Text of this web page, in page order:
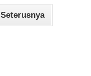
Seterusnya